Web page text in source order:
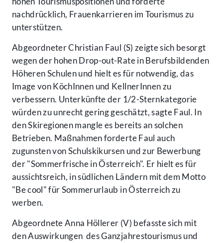
nachdrücklich, Frauenkarrieren im Tourismus zu
unterstützen.
Abgeordneter Christian Faul (S) zeigte sich besorgt
wegen der hohen Drop-out-Rate in Berufsbildenden
Höheren Schulen und hielt es für notwendig, das
Image von KöchInnen und KellnerInnen zu
verbessern. Unterkünfte der 1/2-Sternkategorie
würden zu unrecht gering geschätzt, sagte Faul. In
den Skiregionen mangle es bereits an solchen
Betrieben. Maßnahmen forderte Faul auch
zugunsten von Schulskikursen und zur Bewerbung
der "Sommerfrische in Österreich". Er hielt es für
aussichtsreich, in südlichen Ländern mit dem Motto
"Be cool" für Sommerurlaub in Österreich zu
werben.
Abgeordnete Anna Höllerer (V) befasste sich mit
den Auswirkungen des Ganzjahrestourismus und